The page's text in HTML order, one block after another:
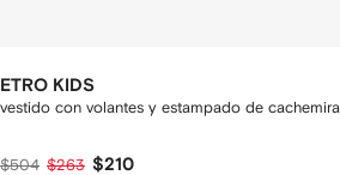
ETRO KIDS
vestido con volantes y estampado de cachemira
$504 $263 $210